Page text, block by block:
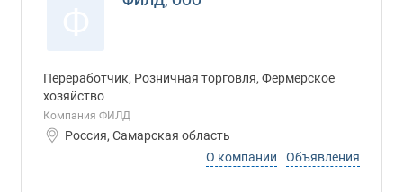
Переработчик, Розничная торговля, Фермерское
хозяйство
Компания ФИЛД
Россия, Самарская область
О компании
Объявления